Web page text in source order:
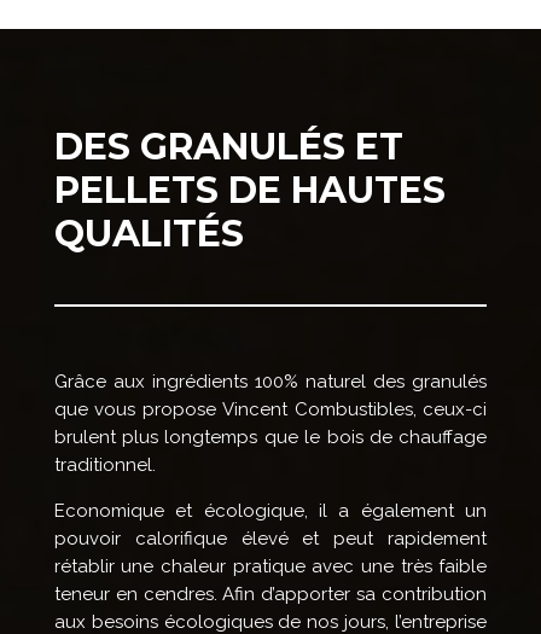
DES GRANULÉS ET
PELLETS DE HAUTES
QUALITÉS
Grâce aux ingrédients 100% naturel des granulés
que vous propose Vincent Combustibles, ceux-ci
brulent plus longtemps que le bois de chauffage
traditionnel.
Economique et écologique, il a également un
pouvoir calorifique élevé et peut rapidement
rétablir une chaleur pratique avec une très faible
teneur en cendres. Afin d’apporter sa contribution
aux besoins écologiques de nos jours, l’entreprise